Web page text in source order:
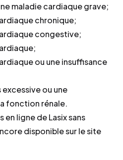
maladie cardiaque grave;
chronique;
congestive;
ou une insuffisance
ou une
fonction rénale.
ligne de Lasix sans
disponible sur le site